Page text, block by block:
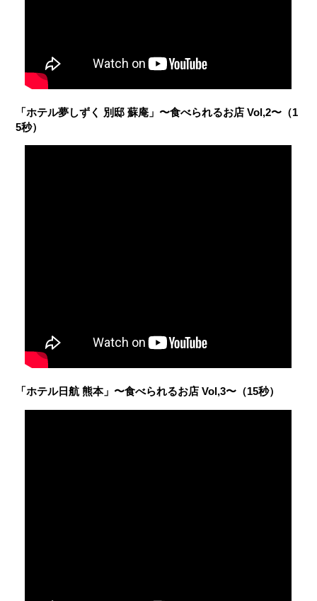
「ホテル夢しずく 別邸 蘇庵」〜食べられるお店 Vol,2〜（1
5秒）
「ホテル日航 熊本」〜食べられるお店 Vol,3〜（15秒）